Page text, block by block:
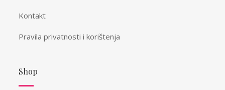
Kontakt
Pravila privatnosti i korištenja
Shop